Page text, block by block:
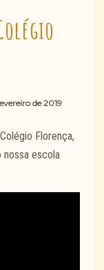
de 2019
Florença,
nossa escola